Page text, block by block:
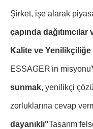
Şirket, işe alarak
çapında
Kalite ve Yenilikçiliğe
ESSAGER'in misyonu
sunmak, yenilikçi
zorluklarına cevap
dayanıklı"Tasarım